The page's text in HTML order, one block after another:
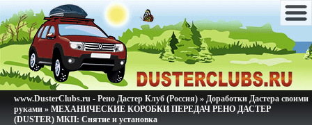
www.DusterClubs.ru - Рено Дастер Клуб (Россия) » Доработки Дастера своими
руками » МЕХАНИЧЕСКИЕ КОРОБКИ ПЕРЕДАЧ РЕНО ДАСТЕР
(DUSTER) МКП: Снятие и установка